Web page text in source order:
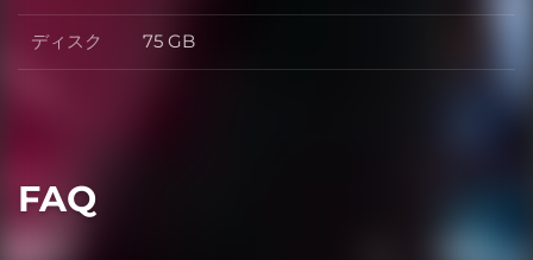
ディスク ディスク
75 GB
FAQ